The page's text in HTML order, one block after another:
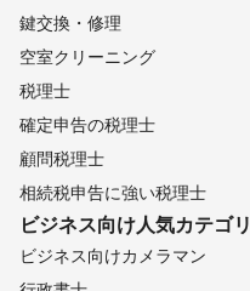
鍵交換・修理
空室クリーニング
税理士
確定申告の税理士
顧問税理士
相続税申告に強い税理士
ビジネス向け人気カテゴリ
ビジネス向けカメラマン